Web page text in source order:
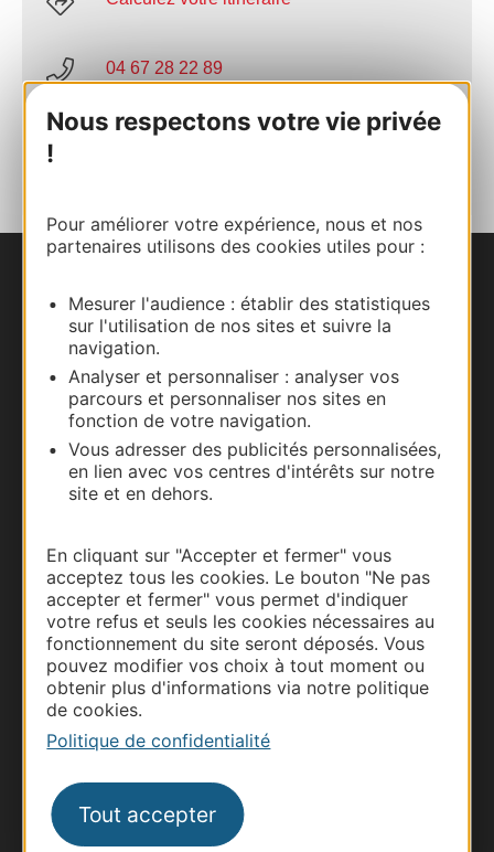
Nous respectons votre vie privée
!
Pour améliorer votre expérience, nous et nos
partenaires utilisons des cookies utiles pour :
Mesurer l'audience : établir des statistiques
sur l'utilisation de nos sites et suivre la
navigation.
Analyser et personnaliser : analyser vos
parcours et personnaliser nos sites en
fonction de votre navigation.
Vous adresser des publicités personnalisées,
en lien avec vos centres d'intérêts sur notre
site et en dehors.
En cliquant sur "Accepter et fermer" vous
acceptez tous les cookies. Le bouton "Ne pas
accepter et fermer" vous permet d'indiquer
votre refus et seuls les cookies nécessaires au
fonctionnement du site seront déposés. Vous
pouvez modifier vos choix à tout moment ou
obtenir plus d'informations via notre politique
de cookies.
Politique de confidentialité
Tout accepter
04 67 28 22 89
AJOUTER
Carte interactive
Documentation
Thermalisme
Business/Mice
Site presse et d'influence
Voyagistes
Destination Sport